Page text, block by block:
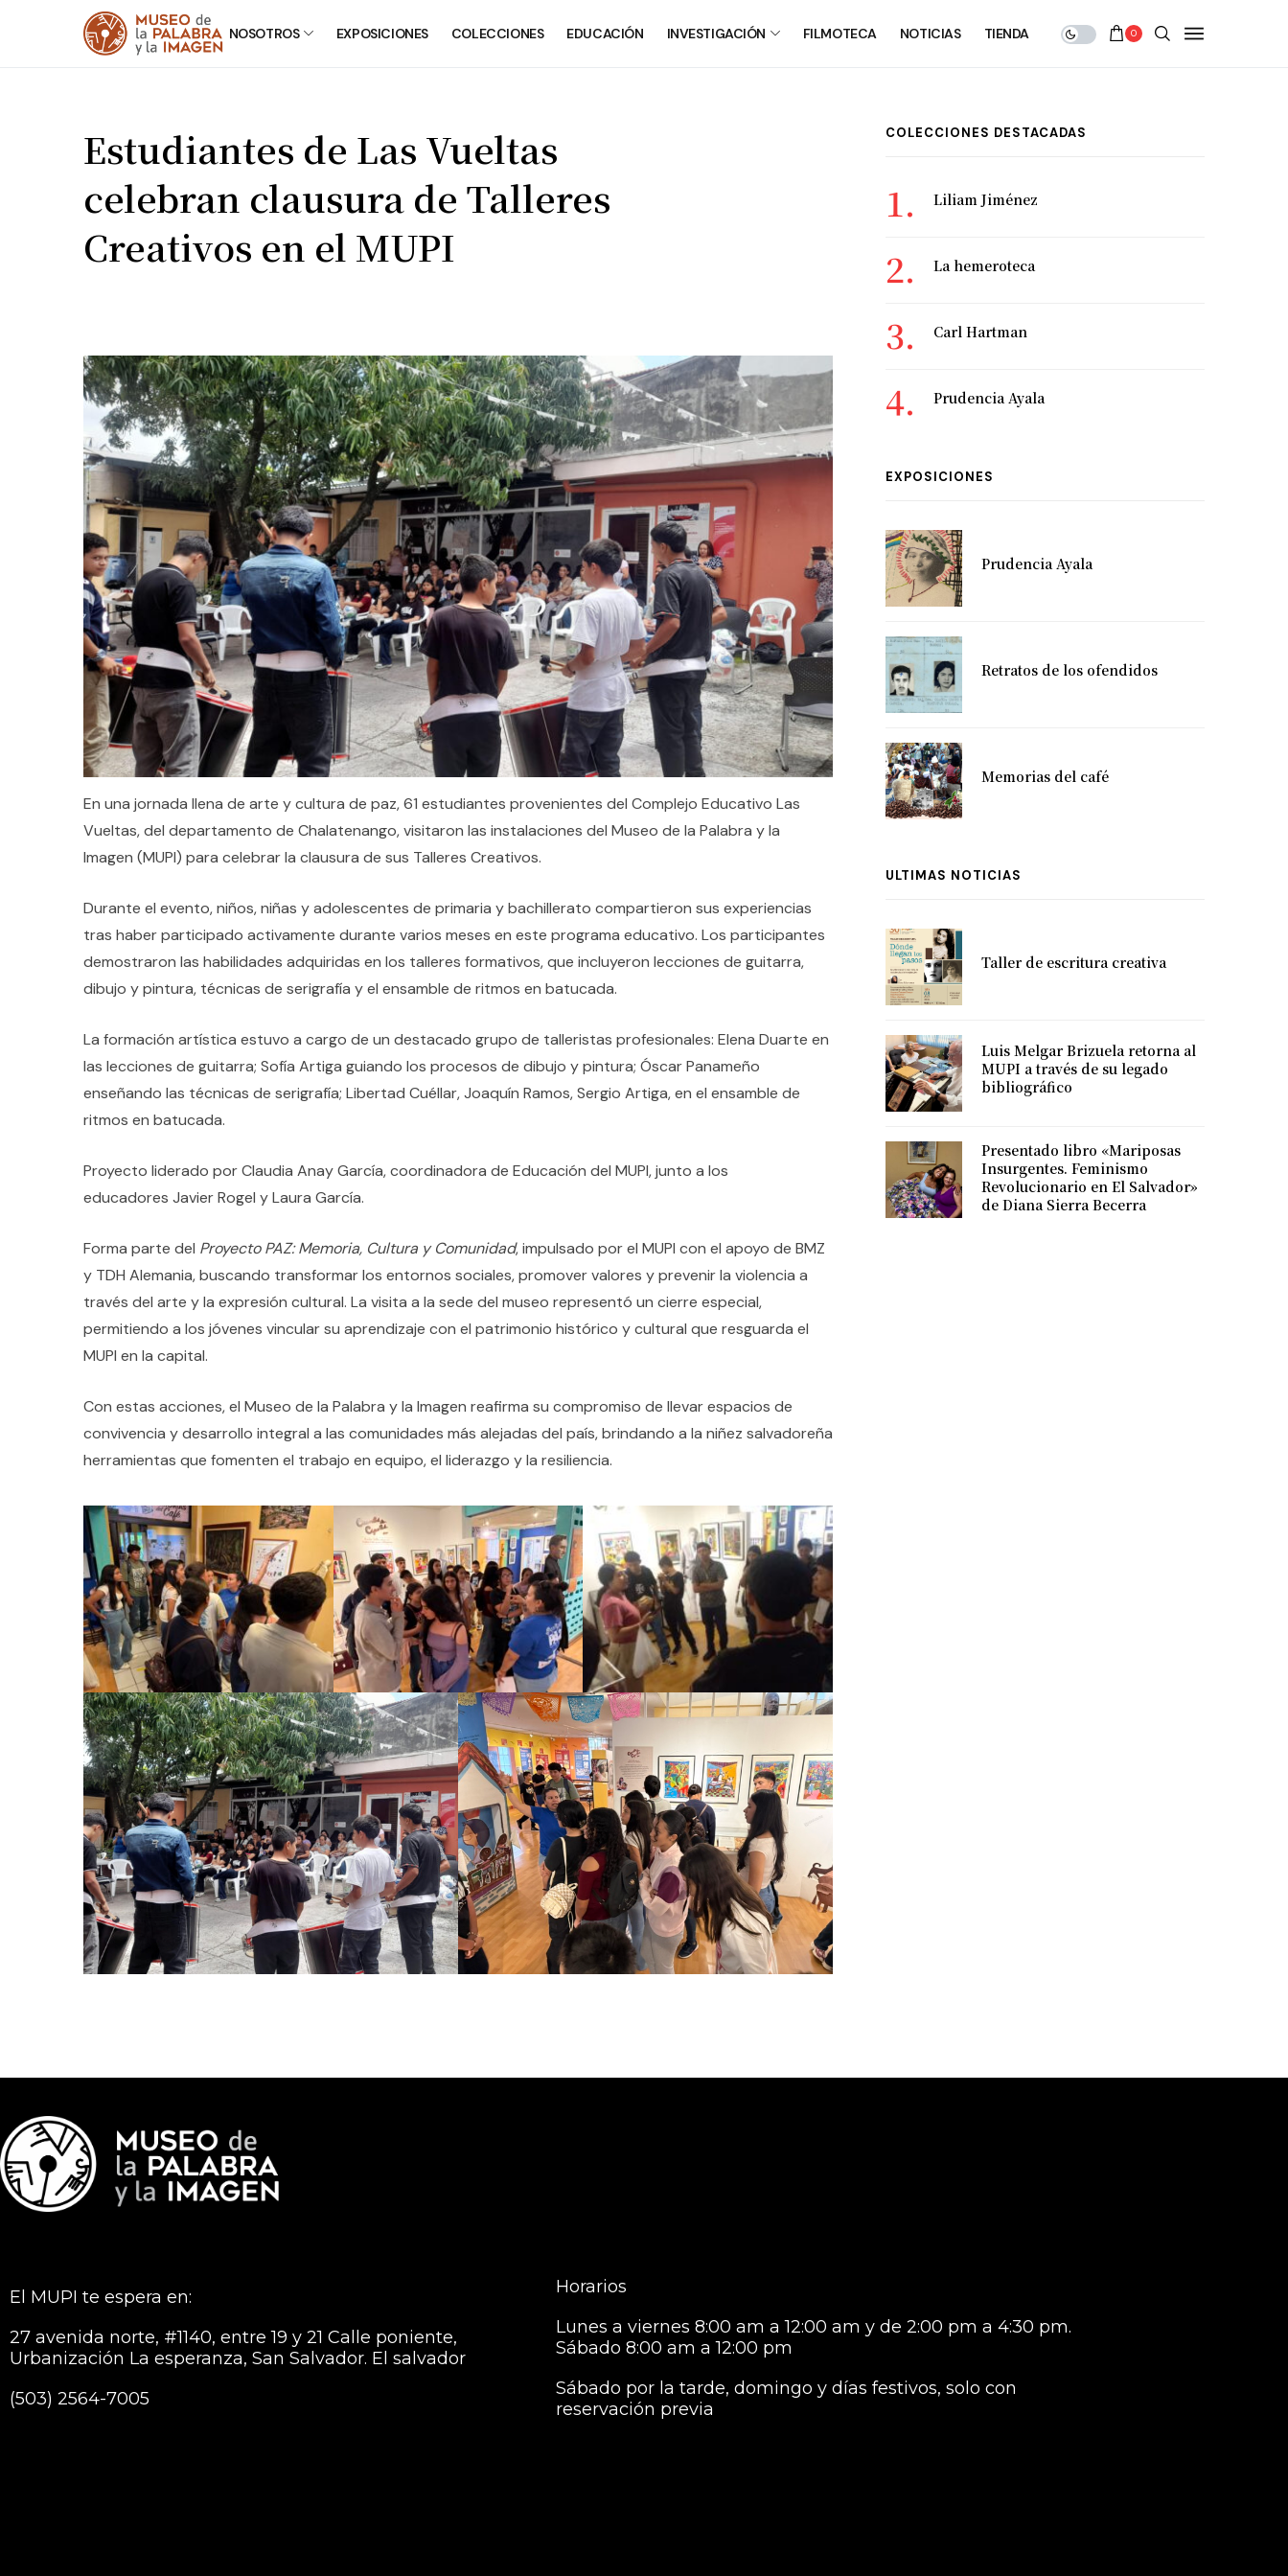
NOSOTROS EXPOSICIONES COLECCIONES EDUCACIÓN INVESTIGACIÓN FILMOTECA NOTICIAS TIENDA 0
Estudiantes de Las Vueltas
celebran clausura de Talleres
Creativos en el MUPI
En una jornada llena de arte y cultura de paz, 61 estudiantes provenientes del Complejo Educativo Las
Vueltas, del departamento de Chalatenango, visitaron las instalaciones del Museo de la Palabra y la
Imagen (MUPI) para celebrar la clausura de sus Talleres Creativos.
Durante el evento, niños, niñas y adolescentes de primaria y bachillerato compartieron sus experiencias
tras haber participado activamente durante varios meses en este programa educativo. Los participantes
demostraron las habilidades adquiridas en los talleres formativos, que incluyeron lecciones de guitarra,
dibujo y pintura, técnicas de serigrafía y el ensamble de ritmos en batucada.
La formación artística estuvo a cargo de un destacado grupo de talleristas profesionales: Elena Duarte en
las lecciones de guitarra; Sofía Artiga guiando los procesos de dibujo y pintura; Óscar Panameño
enseñando las técnicas de serigrafía; Libertad Cuéllar, Joaquín Ramos, Sergio Artiga, en el ensamble de
ritmos en batucada.
Proyecto liderado por Claudia Anay García, coordinadora de Educación del MUPI, junto a los
educadores Javier Rogel y Laura García.
Forma parte del Proyecto PAZ: Memoria, Cultura y Comunidad, impulsado por el MUPI con el apoyo de BMZ
y TDH Alemania, buscando transformar los entornos sociales, promover valores y prevenir la violencia a
través del arte y la expresión cultural. La visita a la sede del museo representó un cierre especial,
permitiendo a los jóvenes vincular su aprendizaje con el patrimonio histórico y cultural que resguarda el
MUPI en la capital.
Con estas acciones, el Museo de la Palabra y la Imagen reafirma su compromiso de llevar espacios de
convivencia y desarrollo integral a las comunidades más alejadas del país, brindando a la niñez salvadoreña
herramientas que fomenten el trabajo en equipo, el liderazgo y la resiliencia.
COLECCIONES DESTACADAS
Liliam Jiménez
La hemeroteca
Carl Hartman
Prudencia Ayala
EXPOSICIONES
Prudencia Ayala
Retratos de los ofendidos
Memorias del café
ULTIMAS NOTICIAS
Taller de escritura creativa
Luis Melgar Brizuela retorna al
MUPI a través de su legado
bibliográfico
Presentado libro «Mariposas
Insurgentes. Feminismo
Revolucionario en El Salvador»
de Diana Sierra Becerra
El MUPI te espera en:
27 avenida norte, #1140, entre 19 y 21 Calle poniente,
Urbanización La esperanza, San Salvador. El salvador
(503) 2564-7005
Horarios
Lunes a viernes 8:00 am a 12:00 am y de 2:00 pm a 4:30 pm.
Sábado 8:00 am a 12:00 pm
Sábado por la tarde, domingo y días festivos, solo con
reservación previa